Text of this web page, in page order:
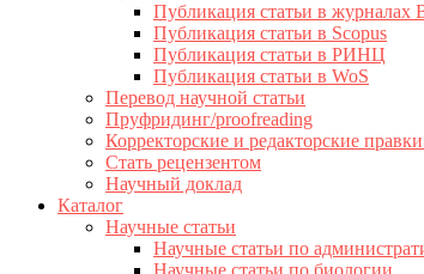
Публикация статьи в журналах
Публикация статьи в Scopus
Публикация статьи в РИНЦ
Публикация статьи в WoS
Перевод научной статьи
Пруфридинг/proofreading
Корректорские и редакторские правки
Стать рецензентом
Научный доклад
Каталог
Научные статьи
Научные статьи по
Научные статьи по биологии